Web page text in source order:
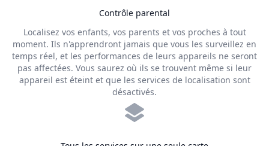
Contrôle parental
Localisez vos enfants, vos parents et vos proches à tout
moment. Ils n'apprendront jamais que vous les surveillez en
temps réel, et les performances de leurs appareils ne seront
pas affectées. Vous saurez où ils se trouvent même si leur
appareil est éteint et que les services de localisation sont
désactivés.